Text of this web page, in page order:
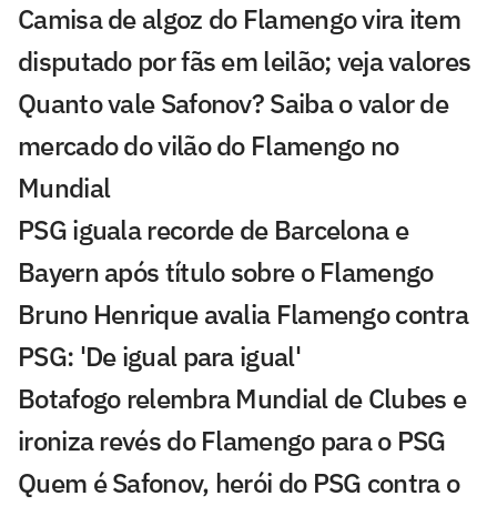
Camisa de algoz do Flamengo vira item
disputado por fãs em leilão; veja valores
Quanto vale Safonov? Saiba o valor de
mercado do vilão do Flamengo no
Mundial
PSG iguala recorde de Barcelona e
Bayern após título sobre o Flamengo
Bruno Henrique avalia Flamengo contra
PSG: 'De igual para igual'
Botafogo relembra Mundial de Clubes e
ironiza revés do Flamengo para o PSG
Quem é Safonov, herói do PSG contra o